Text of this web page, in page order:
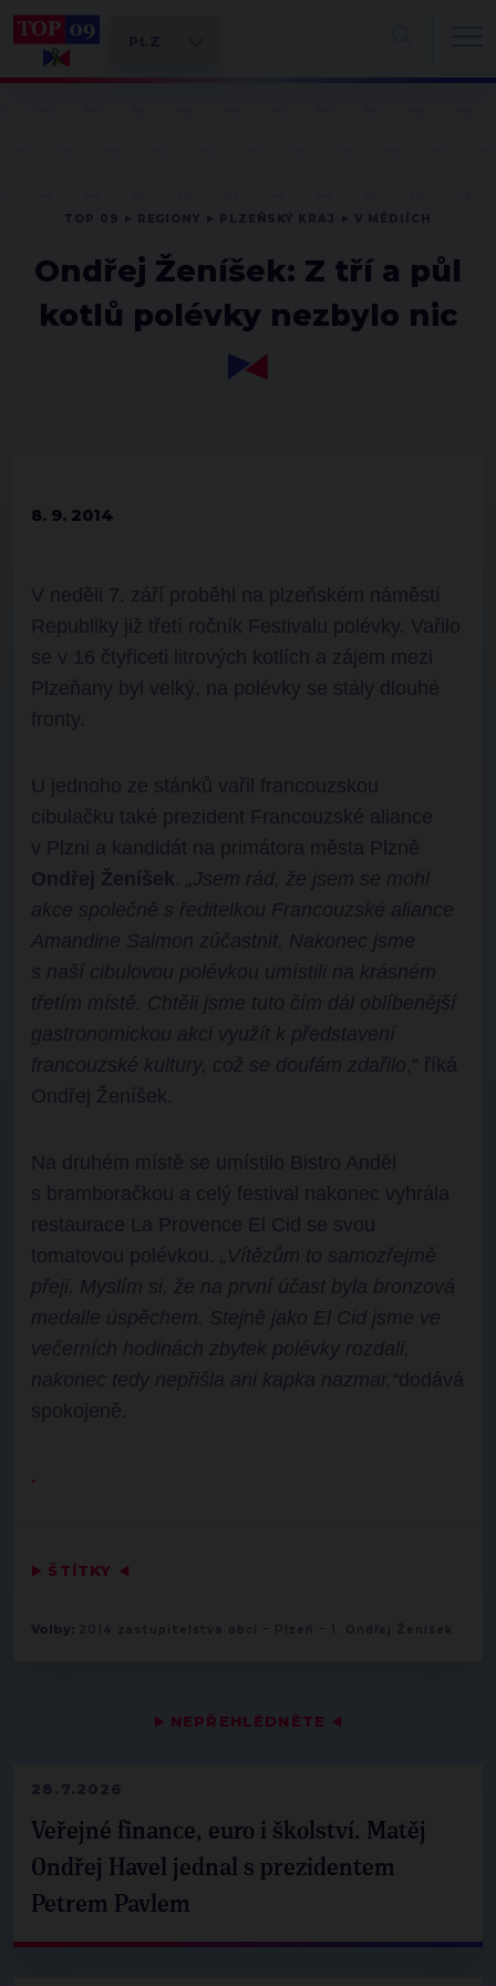
Ondřej Ženíšek: Z tří a půl
kotlů polévky nezbylo nic
▶ NEPŘEHLÉDNĚTE ◀
28.7.2026
Veřejné finance, euro i školství. Matěj
Ondřej Havel jednal s prezidentem
Petrem Pavlem
8. 9. 2014
V neděli 7. září proběhl na plzeňském náměstí
Republiky již třetí ročník Festivalu polévky. Vařilo
se v 16 čtyřiceti litrových kotlích a zájem mezi
Plzeňany byl velký, na polévky se stály dlouhé
fronty.
U jednoho ze stánků vařil francouzskou
cibulačku také prezident Francouzské aliance
v Plzni a kandidát na primátora města Plzně
Ondřej Ženíšek. „Jsem rád, že jsem se mohl
akce společně s ředitelkou Francouzské aliance
Amandine Salmon zúčastnit. Nakonec jsme
s naší cibulovou polévkou umístili na krásném
třetím místě. Chtěli jsme tuto čím dál oblíbenější
gastronomickou akci využít k představení
francouzské kultury, což se doufám zdařilo,“ říká
Ondřej Ženíšek.
Na druhém místě se umístilo Bistro Anděl
s bramboračkou a celý festival nakonec vyhrála
restaurace La Provence El Cid se svou
tomatovou polévkou. „Vítězům to samozřejmě
přeji. Myslím si, že na první účast byla bronzová
medaile úspěchem. Stejně jako El Cid jsme ve
večerních hodinách zbytek polévky rozdali,
nakonec tedy nepřišla ani kapka nazmar,“dodává
spokojeně.
.
▶ ŠTÍTKY ◀
Volby: 2014 zastupitelstva obcí - Plzeň - 1. Ondřej Ženíšek